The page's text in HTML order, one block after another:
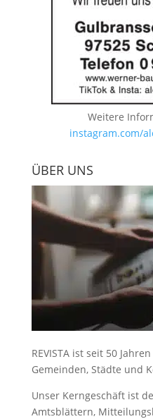
Weitere
instagram.com/
ÜBER UNS
REVISTA ist seit 50
Gemeinden, Städte und
Unser Kerngeschäft ist
Amtsblättern,